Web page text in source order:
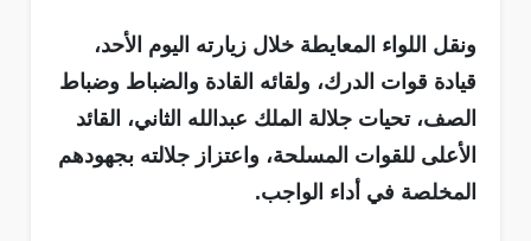
ونقل اللواء المعايطة خلال زيارته اليوم الأحد،
قيادة قوات الدرك، ولقائه القادة والضباط وضباط
الصف، تحيات جلالة الملك عبدالله الثاني، القائد
الأعلى للقوات المسلحة، واعتزاز جلالته بجهودهم
المخلصة في أداء الواجب.